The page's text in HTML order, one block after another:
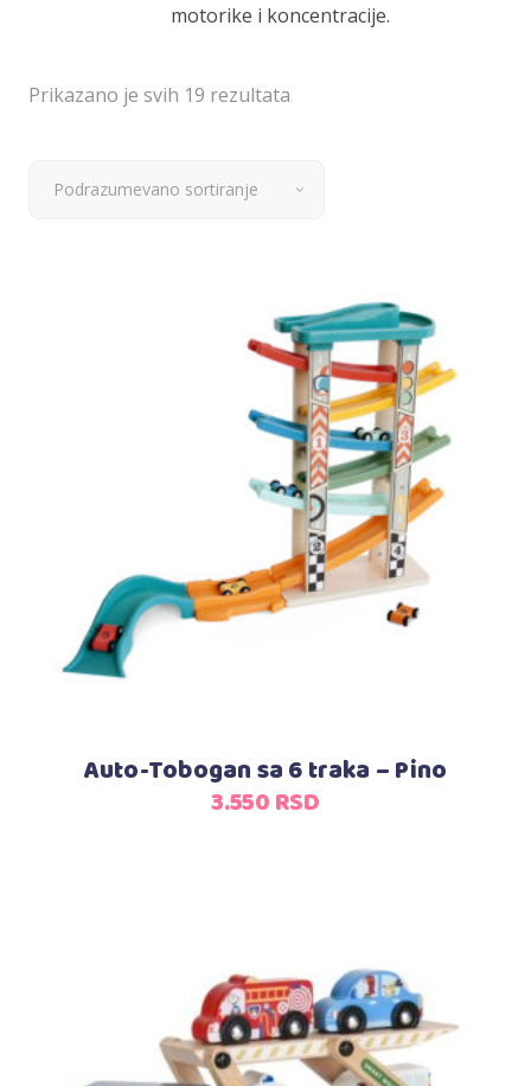
motorike i koncentracije.
Prikazano je svih 19 rezultata
Podrazumevano sortiranje
Dodaj u korpu
Auto-Tobogan sa 6 traka – Pino
3.550RSD